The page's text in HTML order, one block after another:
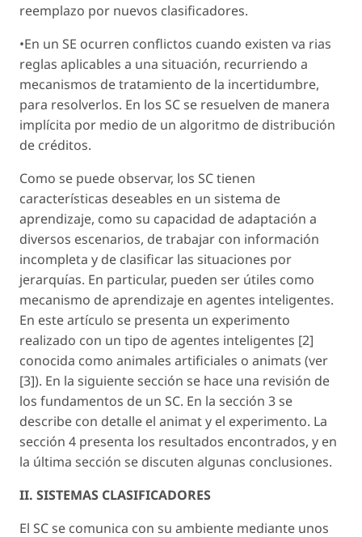
reemplazo por nuevos clasificadores.
•En un SE ocurren conflictos cuando existen va rias
reglas aplicables a una situación, recurriendo a
mecanismos de tratamiento de la incertidumbre,
para resolverlos. En los SC se resuelven de manera
implícita por medio de un algoritmo de distribución
de créditos.
Como se puede observar, los SC tienen
características deseables en un sistema de
aprendizaje, como su capacidad de adaptación a
diversos escenarios, de trabajar con información
incompleta y de clasificar las situaciones por
jerarquías. En particular, pueden ser útiles como
mecanismo de aprendizaje en agentes inteligentes.
En este artículo se presenta un experimento
realizado con un tipo de agentes inteligentes [2]
conocida como animales artificiales o animats (ver
[3]). En la siguiente sección se hace una revisión de
los fundamentos de un SC. En la sección 3 se
describe con detalle el animat y el experimento. La
sección 4 presenta los resultados encontrados, y en
la última sección se discuten algunas conclusiones.
II. SISTEMAS CLASIFICADORES
El SC se comunica con su ambiente mediante unos